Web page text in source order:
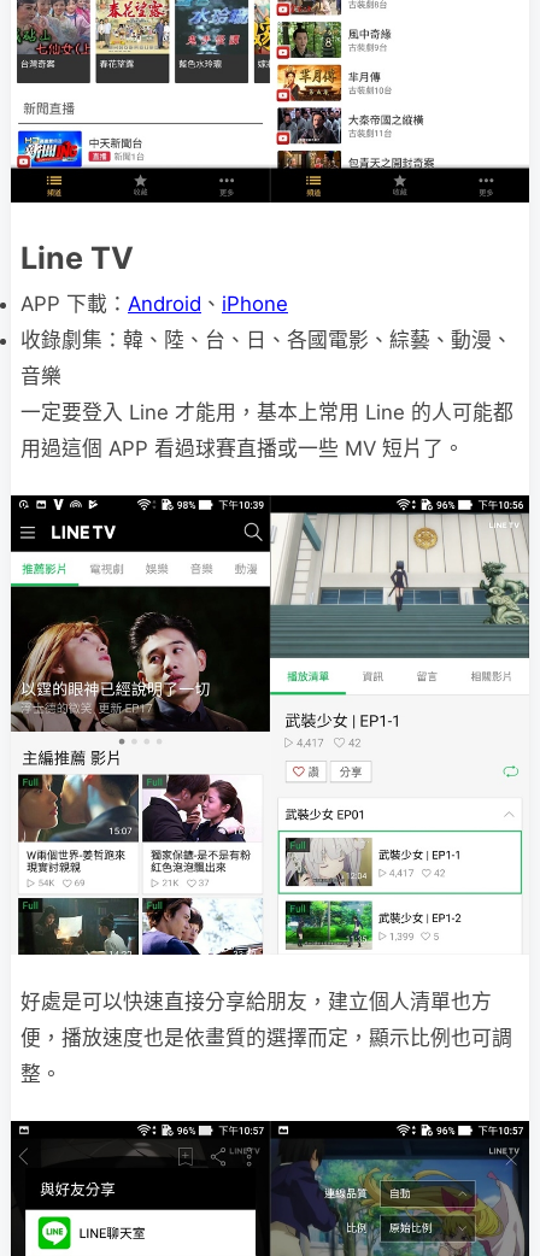
Line TV
APP 下載： Android 、 iPhone
收錄劇集：韓、陸、台、日、各國電影、綜藝、動漫、
音樂
一定要登入 Line 才能用，基本上常用 Line 的人可能都
用過這個 APP 看過球賽直播或一些 MV 短片了。
好處是可以快速直接分享給朋友，建立個人清單也方
便，播放速度也是依畫質的選擇而定，顯示比例也可調
整。